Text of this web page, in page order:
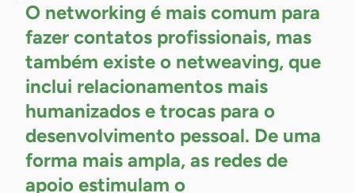
O networking é mais comum para
fazer contatos profissionais, mas
também existe o netweaving, que
inclui relacionamentos mais
humanizados e trocas para o
desenvolvimento pessoal. De uma
forma mais ampla, as redes de
apoio estimulam o